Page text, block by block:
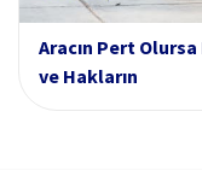
Aracın Pert Olursa
ve Hakların